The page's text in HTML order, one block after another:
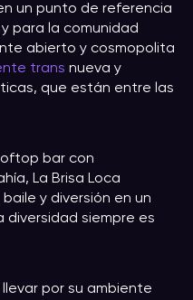
un punto de referencia
para la comunidad
abierto y cosmopolita
trans nueva y
que están entre las
bar con
La Brisa Loca
y diversión en un
diversidad siempre es
por su ambiente